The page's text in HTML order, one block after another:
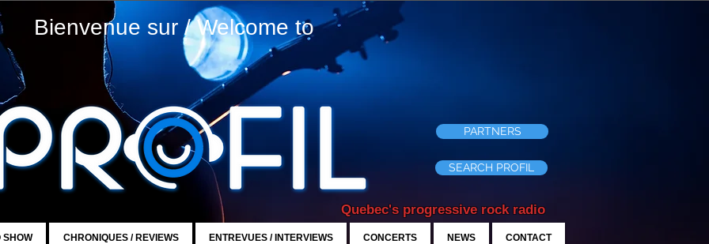
Bienvenue sur / Welcome to
Quebec's progressive rock radio
SEARCH PROFIL
PARTNERS
SHOW CHRONIQUES / REVIEWS ENTREVUES / INTERVIEWS CONCERTS NEWS CONTACT